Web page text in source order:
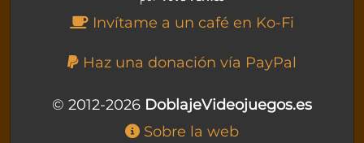
Invítame a un café en Ko-Fi
Haz una donación vía PayPal
© 2012-2026 DoblajeVideojuegos.es
Sobre la web